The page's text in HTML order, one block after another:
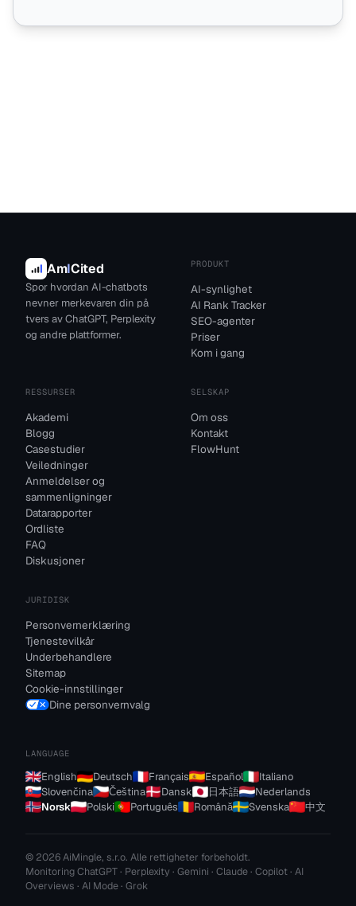
AmICited
Spor hvordan AI-chatbots
nevner merkevaren din på
tvers av ChatGPT, Perplexity
og andre plattformer.
PRODUKT
AI-synlighet
AI Rank Tracker
SEO-agenter
Priser
Kom i gang
RESSURSER
Akademi
Blogg
Casestudier
Veiledninger
Anmeldelser og
sammenligninger
Datarapporter
Ordliste
FAQ
Diskusjoner
SELSKAP
Om oss
Kontakt
FlowHunt
JURIDISK
Personvernerklæring
Tjenestevilkår
Underbehandlere
Sitemap
Cookie-innstillinger
Dine personvernvalg
LANGUAGE
English Deutsch Français Español
Italiano
Slovenčina
Čeština Dansk 日本語
Nederlands
Norsk
Polski Português Română Svenska 中文
© 2026 AiMingle, s.r.o. Alle rettigheter forbeholdt.
Monitoring ChatGPT · Perplexity · Gemini · Claude · Copilot · AI
Overviews · AI Mode · Grok